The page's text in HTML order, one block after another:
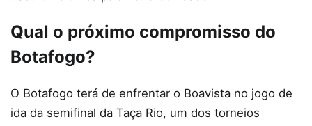
Qual o próximo compromisso do
Botafogo?
O Botafogo terá de enfrentar o Boavista no jogo de
ida da semifinal da Taça Rio, um dos torneios